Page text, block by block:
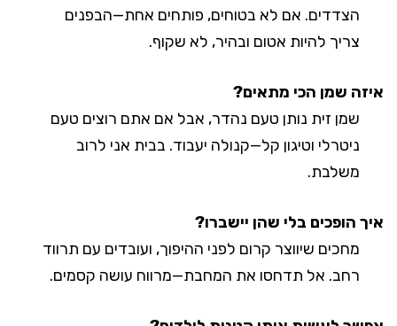
הצדדים. אם לא בטוחים, פותחים אחת—הבפנים
צריך להיות אטום ובהיר, לא שקוף.
איזה שמן הכי מתאים?
שמן זית נותן טעם נהדר, אבל אם אתם רוצים טעם
ניטרלי וטיגון קל—קנולה יעבוד. בבית אני לרוב
משלבת.
איך הופכים בלי שהן יישברו?
מחכים שיווצר קרום לפני ההיפוך, ועובדים עם תרווד
רחב. אל תדחסו את המחבת—מרווח עושה קסמים.